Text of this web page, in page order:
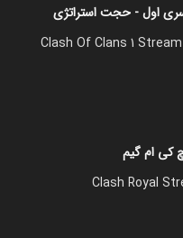
اول - حجت استراتژی
Clash Of Clans 1
کی ام گیم
Clash Royal